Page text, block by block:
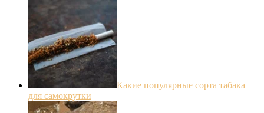
Какие популярные сорта табака
для самокрутки